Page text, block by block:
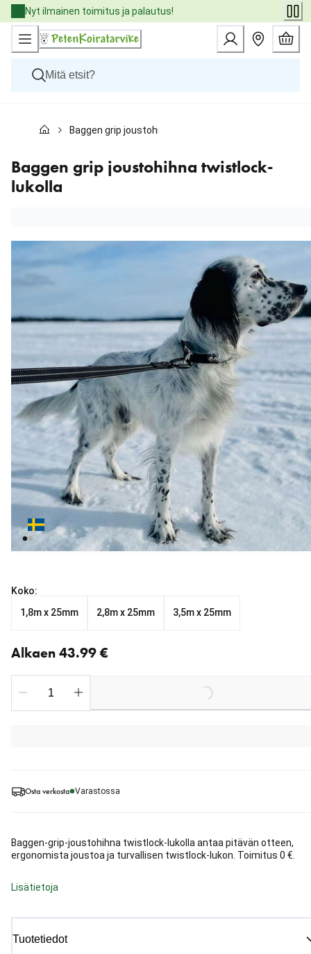
Skip
to
Content
Nyt ilmainen toimitus ja palautus!
Kissat
Eläinlääkäriruoat
Tuotemerkit
Uutuudet
Baggen grip joustohihna twistlock-lukolla
Baggen grip joustohihna twistlock-
lukolla
Osta verkosta Varastossa
Baggen-grip-joustohihna twistlock-lukolla antaa pitävän otteen,
ergonomista joustoa ja turvallisen twistlock-lukon. Toimitus 0 €.
Lisätietoja
Tuotetiedot
Koko:
1,8m x 25mm
2,8m x 25mm 3,5m x 25mm
Alkaen 43.99 €